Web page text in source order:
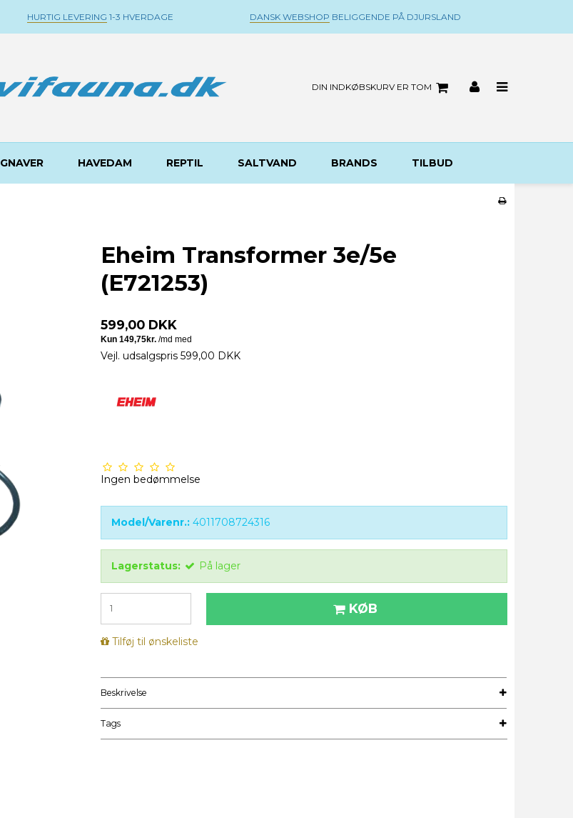
HURTIG LEVERING 1-3 HVERDAGE DANSK WEBSHOP BELIGGENDE PÅ DJURSLAND
DIN INDKØBSKURV ER TOM
GNAVER HAVEDAM REPTIL SALTVAND BRANDS TILBUD
Eheim Transformer 3e/5e
(E721253)
599,00 DKK
Vejl. udsalgspris 599,00 DKK
Ingen bedømmelse
Model/Varenr.: 4011708724316
Lagerstatus: På lager
KØB
Tilføj til ønskeliste
Beskrivelse
Tags